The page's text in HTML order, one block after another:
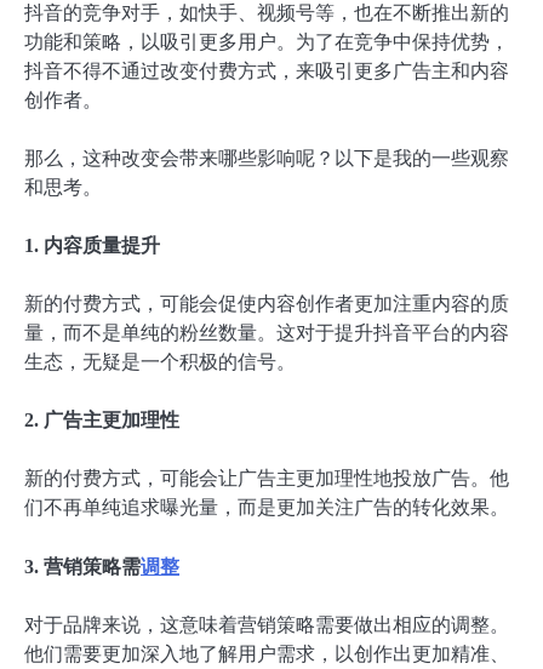
抖音的竞争对手，如快手、视频号等，也在不断推出新的
功能和策略，以吸引更多用户。为了在竞争中保持优势，
抖音不得不通过改变付费方式，来吸引更多广告主和内容
创作者。
那么，这种改变会带来哪些影响呢？以下是我的一些观察
和思考。
1. 内容质量提升
新的付费方式，可能会促使内容创作者更加注重内容的质
量，而不是单纯的粉丝数量。这对于提升抖音平台的内容
生态，无疑是一个积极的信号。
2. 广告主更加理性
新的付费方式，可能会让广告主更加理性地投放广告。他
们不再单纯追求曝光量，而是更加关注广告的转化效果。
3. 营销策略需调整
对于品牌来说，这意味着营销策略需要做出相应的调整。
他们需要更加深入地了解用户需求，以创作出更加精准、